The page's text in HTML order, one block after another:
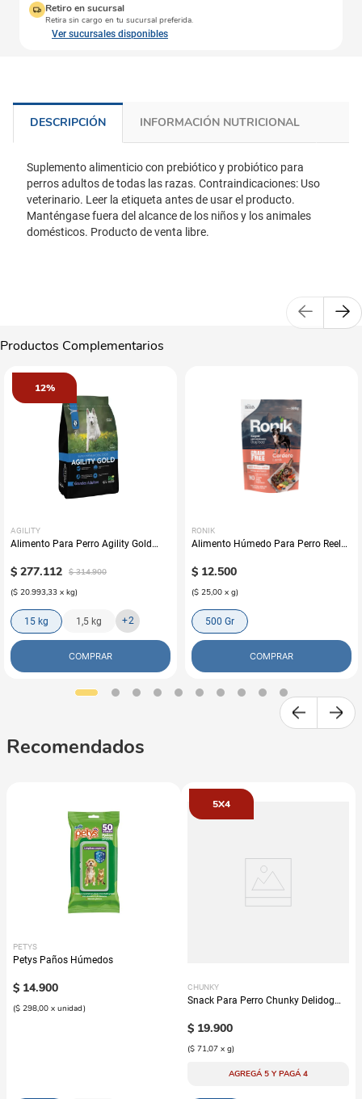
Retiro en sucursal
Retira sin cargo en tu sucursal preferida.
Ver sucursales disponibles
DESCRIPCIÓN INFORMACIÓN NUTRICIONAL
Suplemento alimenticio con prebiótico y probiótico para
perros adultos de todas las razas. Contraindicaciones: Uso
veterinario. Leer la etiqueta antes de usar el producto.
Manténgase fuera del alcance de los niños y los animales
domésticos. Producto de venta libre.
Productos Complementarios
12%
AGILITY
Alimento Para Perro Agility Gold
$ 277.112 $ 314.900
($ 20.993,33 x kg)
15 kg 1,5 kg +2
COMPRAR
RONIK
Alimento Húmedo Para Perro Reelds
$ 12.500
($ 25,00 x g)
500 Gr
COMPRAR
Recomendados
PETYS
Petys Paños Húmedos
$ 14.900
($ 298,00 x unidad)
5X4
CHUNKY
Snack Para Perro Chunky Delidog
$ 19.900
($ 71,07 x g)
AGREGÁ 5 Y PAGÁ 4